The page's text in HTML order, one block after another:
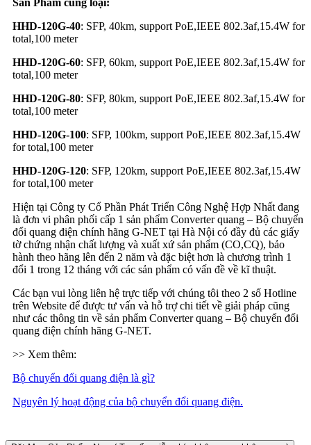
Sản Phẩm cùng loại:
HHD-120G-40: SFP, 40km, support PoE,IEEE 802.3af,15.4W for
total,100 meter
HHD-120G-60: SFP, 60km, support PoE,IEEE 802.3af,15.4W for
total,100 meter
HHD-120G-80: SFP, 80km, support PoE,IEEE 802.3af,15.4W for
total,100 meter
HHD-120G-100: SFP, 100km, support PoE,IEEE 802.3af,15.4W
for total,100 meter
HHD-120G-120: SFP, 120km, support PoE,IEEE 802.3af,15.4W
for total,100 meter
Hiện tại Công ty Cổ Phần Phát Triển Công Nghệ Hợp Nhất đang
là đơn vi phân phối cấp 1 sản phẩm Converter quang – Bộ chuyển
đổi quang điện chính hãng G-NET tại Hà Nội có đầy đủ các giấy
tờ chứng nhận chất lượng và xuất xứ sản phẩm (CO,CQ), bảo
hành theo hãng lên đến 2 năm và đặc biệt hơn là chương trình 1
đổi 1 trong 12 tháng với các sản phẩm có vấn đề về kĩ thuật.
Các bạn vui lòng liên hệ trực tiếp với chúng tôi theo 2 số Hotline
trên Website để được tư vấn và hỗ trợ chi tiết về giải pháp cũng
như các thông tin về sản phẩm Converter quang – Bộ chuyển đổi
quang điện chính hãng G-NET.
>> Xem thêm:
Bộ chuyển đổi quang điện là gì?
Nguyên lý hoạt động của bộ chuyển đổi quang điện.